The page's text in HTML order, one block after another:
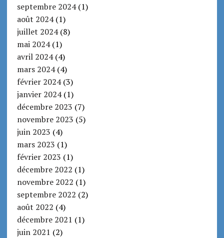
septembre 2024(1)
août 2024(1)
juillet 2024(8)
mai 2024(1)
avril 2024(4)
mars 2024(4)
février 2024(3)
janvier 2024(1)
décembre 2023 (7)
novembre 2023 (5)
juin 2023 (4)
mars 2023 (1)
février 2023 (1)
décembre 2022 (1)
novembre 2022 (1)
septembre 2022 (2)
août 2022 (4)
décembre 2021 (1)
juin 2021 (2)